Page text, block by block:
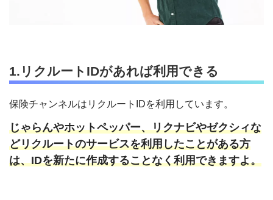
1.リクルートIDがあれば利用できる
保険チャンネルはリクルートIDを利用しています。
じゃらんやホットペッパー、リクナビやゼクシィな
どリクルートのサービスを利用したことがある方
は、IDを新たに作成することなく利用できますよ。